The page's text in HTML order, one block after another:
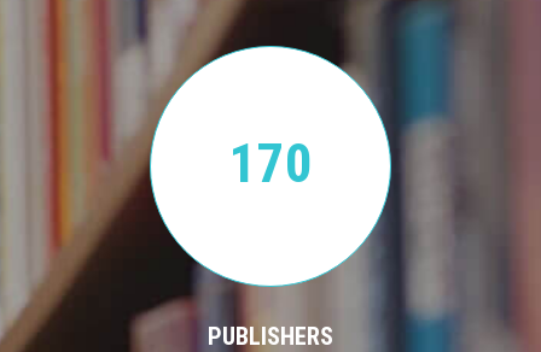
170
PUBLISHERS